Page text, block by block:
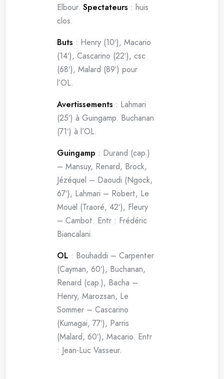
Elbour. Spectateurs : huis
clos.
Buts : Henry (10′), Macario
(14′), Cascarino (22′), csc
(68′), Malard (89′) pour
l’OL.
Avertissements : Lahmari
(25′) à Guingamp. Buchanan
(71′) à l’OL.
Guingamp : Durand (cap.)
– Mansuy, Renard, Brock,
Jézéquel – Daoudi (Ngock,
67′), Lahmari – Robert, Le
Mouël (Traoré, 42′), Fleury
– Cambot. Entr : Frédéric
Biancalani.
OL : Bouhaddi – Carpenter
(Cayman, 60′), Buchanan,
Renard (cap.), Bacha –
Henry, Marozsan, Le
Sommer – Cascarino
(Kumagai, 77′), Parris
(Malard, 60′), Macario. Entr
: Jean-Luc Vasseur.